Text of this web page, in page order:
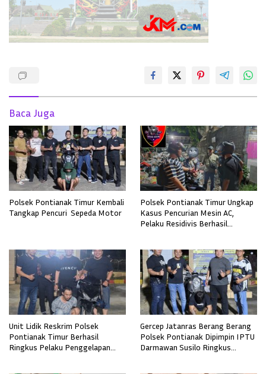
Baca Juga
Polsek Pontianak Timur Kembali
Tangkap Pencuri Sepeda Motor
Polsek Pontianak Timur Ungkap
Kasus Pencurian Mesin AC,
Pelaku Residivis Berhasil
Unit Lidik Reskrim Polsek
Pontianak Timur Berhasil
Ringkus Pelaku Penggelapan
Gercep Jatanras Berang Berang
Polsek Pontianak Dipimpin IPTU
Darmawan Susilo Ringkus